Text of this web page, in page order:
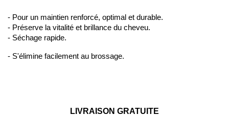
- Pour un maintien renforcé, optimal et durable.
- Préserve la vitalité et brillance du cheveu.
- Séchage rapide.
- S'élimine facilement au brossage.
LIVRAISON GRATUITE